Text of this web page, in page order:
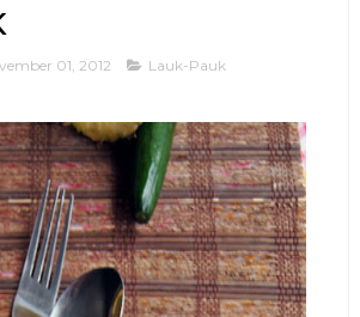
01, 2012 Lauk-Pauk